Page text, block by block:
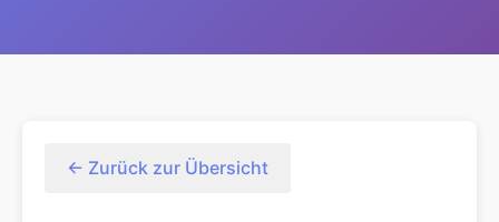
← Zurück zur Übersicht